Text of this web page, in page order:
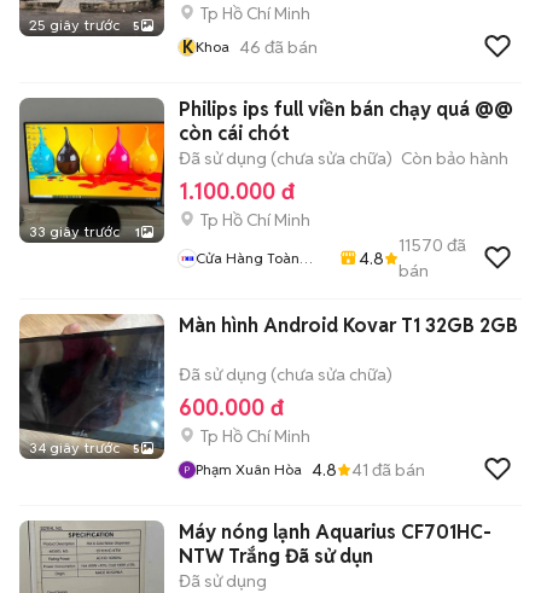
25 giây trước 5
Tp Hồ Chí Minh
KKhoa 46 đã bán
33 giây trước 1
Philips ips full viền bán chạy quá @@
còn cái chót
Đã sử dụng (chưa sửa chữa) Còn bảo hành
1.100.000 đ
Tp Hồ Chí Minh
Cửa Hàng Toàn
4.8
11570 đã
bán
34 giây trước 5
Màn hình Android Kovar T1 32GB 2GB
Đã sử dụng (chưa sửa chữa)
600.000 đ
Tp Hồ Chí Minh
Phạm Xuân Hòa 4.8 41 đã bán
Máy nóng lạnh Aquarius CF701HC-
NTW Trắng Đã sử dụn
Đã sử dụng